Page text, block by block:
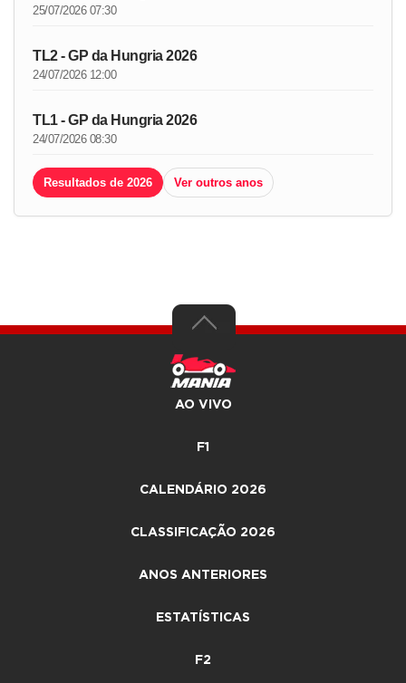
25/07/2026 07:30
TL2 - GP da Hungria 2026
24/07/2026 12:00
TL1 - GP da Hungria 2026
24/07/2026 08:30
Resultados de 2026 Ver outros anos
AO VIVO
F1
CALENDÁRIO 2026
CLASSIFICAÇÃO 2026
ANOS ANTERIORES
ESTATÍSTICAS
F2